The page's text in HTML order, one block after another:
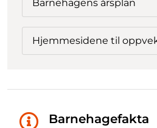
Barnehagens årsplan
Hjemmesidene til
Barnehagefakta